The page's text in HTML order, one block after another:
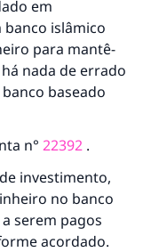
em
islâmico
para mantê-
nada de errado
baseado
n° 22392 .
investimento,
no banco
serem pagos
acordado.